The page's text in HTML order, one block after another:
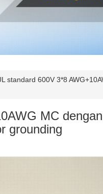
standard 600V 3*8
MC
grounding